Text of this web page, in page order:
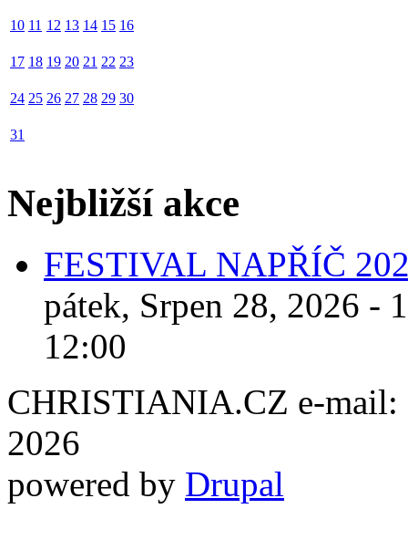
10 11 12 13 14 15 16
17 18 19 20 21 22 23
24 25 26 27 28 29 30
31
Nejbližší akce
FESTIVAL NAPŘÍČ
pátek, Srpen 28, 2026 -
12:00
CHRISTIANIA.CZ e-mail:
2026
powered by Drupal